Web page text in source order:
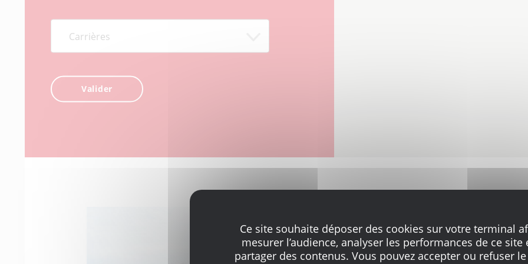
Chavigny Carrière Drague
Ce site souhaite déposer des cookies sur votre terminal
mesurer l’audience, analyser les performances de ce site
partager des contenus. Vous pouvez accepter ou refuser